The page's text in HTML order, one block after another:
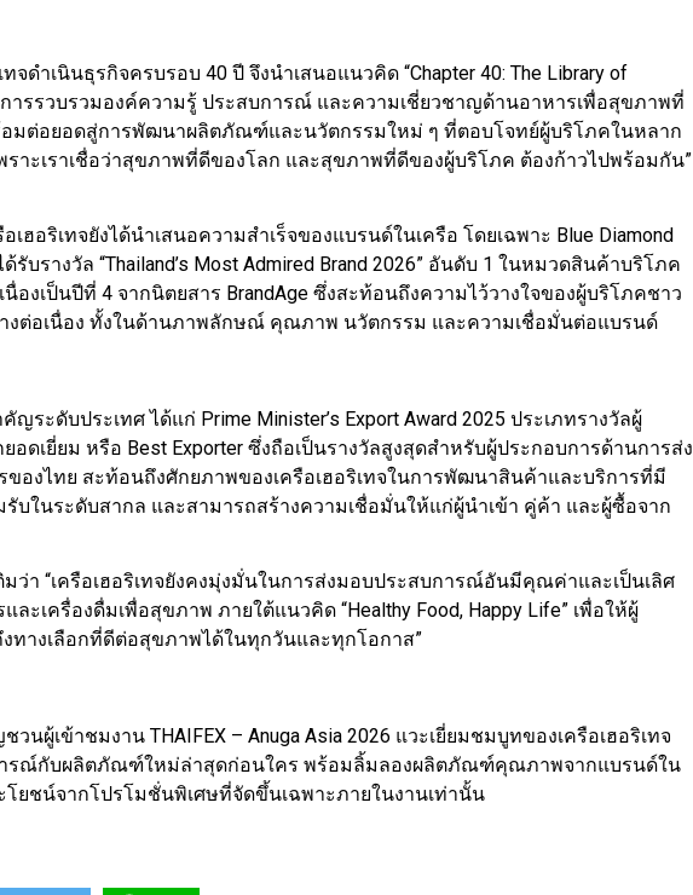
ทจดำเนินธุรกิจครบรอบ 40 ปี จึงนำเสนอแนวคิด “Chapter 40: The Library of
การรวบรวมองค์ความรู้ ประสบการณ์ และความเชี่ยวชาญด้านอาหารเพื่อสุขภาพที่
มต่อยอดสู่การพัฒนาผลิตภัณฑ์และนวัตกรรมใหม่ ๆ ที่ตอบโจทย์ผู้บริโภคในหลาก
ราะเราเชื่อว่าสุขภาพที่ดีของโลก และสุขภาพที่ดีของผู้บริโภค ต้องก้าวไปพร้อมกัน”
เฮอริเทจยังได้นำเสนอความสำเร็จของแบรนด์ในเครือ โดยเฉพาะ Blue Diamond
รับรางวัล “Thailand’s Most Admired Brand 2026” อันดับ 1 ในหมวดสินค้าบริโภค
องเป็นปีที่ 4 จากนิตยสาร BrandAge ซึ่งสะท้อนถึงความไว้วางใจของผู้บริโภคชาว
งต่อเนื่อง ทั้งในด้านภาพลักษณ์ คุณภาพ นวัตกรรม และความเชื่อมั่นต่อแบรนด์
ญระดับประเทศ ได้แก่ Prime Minister’s Export Award 2025 ประเภทรางวัลผู้
อดเยี่ยม หรือ Best Exporter ซึ่งถือเป็นรางวัลสูงสุดสำหรับผู้ประกอบการด้านการส่ง
องไทย สะท้อนถึงศักยภาพของเครือเฮอริเทจในการพัฒนาสินค้าและบริการที่มี
บในระดับสากล และสามารถสร้างความเชื่อมั่นให้แก่ผู้นำเข้า คู่ค้า และผู้ซื้อจาก
ว่า “เครือเฮอริเทจยังคงมุ่งมั่นในการส่งมอบประสบการณ์อันมีคุณค่าและเป็นเลิศ
ะเครื่องดื่มเพื่อสุขภาพ ภายใต้แนวคิด “Healthy Food, Happy Life” เพื่อให้ผู้
ทางเลือกที่ดีต่อสุขภาพได้ในทุกวันและทุกโอกาส”
วนผู้เข้าชมงาน THAIFEX – Anuga Asia 2026 แวะเยี่ยมชมบูทของเครือเฮอริเทจ
ารณ์กับผลิตภัณฑ์ใหม่ล่าสุดก่อนใคร พร้อมลิ้มลองผลิตภัณฑ์คุณภาพจากแบรนด์ใน
โยชน์จากโปรโมชั่นพิเศษที่จัดขึ้นเฉพาะภายในงานเท่านั้น